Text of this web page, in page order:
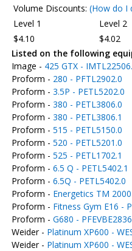
Volume Discounts: (How do I
Level 1
Level 2
$4.10
$4.02
Listed on the following
Image - 425 GTX -
Proform - 280 - PFTL2902.0
Proform - 3.5P - PETL5202.0
Proform - 380 - PETL3806.0
Proform - 380 - PETL3806.1
Proform - 515 - PETL5150.0
Proform - 520 - PETL5201.0
Proform - 525 - PETL1702.1
Proform - 6.5 Q - PETL5402.1
Proform - 6.5Q - PETL5402.0
Proform - Energetics TM
Proform - Fitness Gym E16 -
Proform - G680 -
Weider - Platinum XP600 -
Weider - Platinum XP600 -